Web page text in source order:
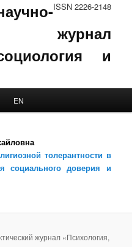
ISSN 2226-2148
журнал
и
EN
толерантности в
социального доверия и
журнал «Психология,